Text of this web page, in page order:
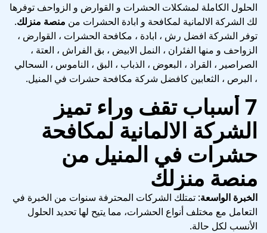
الحلول الكاملة لمشكلات الحشرات و القوارض و الزواحف توفرها
لك الشركة الالمانية لمكافحة و ابادة الحشرات من منصة منزلك.
توفر الشركة افضل رش ، ابادة ، مكافحة الحشرات ، القوارض ،
الزواحف و منها الفئران ، النمل الابيض ، بق الفراش ، العتة ،
الصراصير ، القراد ، البعوض ، الذباب ، البق ، الناموس ، السحالي
، البرص ، الثعابين كافضل شركة مكافحة حشرات في المنيل.
7 أسباب تقف وراء تميز
الشركة الالمانية لمكافحة
حشرات في المنيل من
منصة منزلك
الخبرة الواسعة: تمتلك الشركات المحترفة سنوات من الخبرة في
التعامل مع مختلف أنواع الحشرات، مما يتيح لها تحديد الحلول
الأنسب لكل حالة.